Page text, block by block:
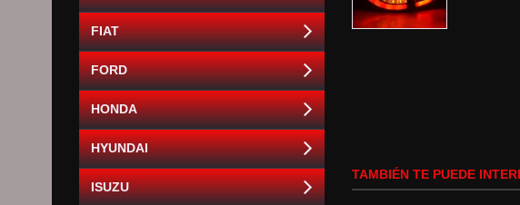
TAMBIÉN TE PUEDE
FIAT
FORD
HONDA
HYUNDAI
ISUZU